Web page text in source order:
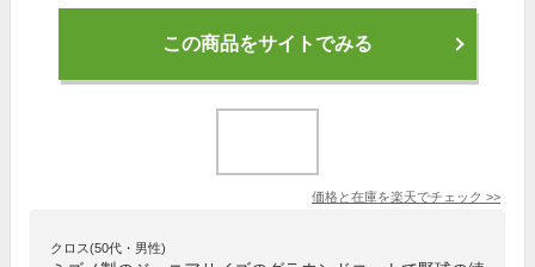
この商品をサイトでみる
価格と在庫を楽天でチェック >>
クロス(50代・男性)